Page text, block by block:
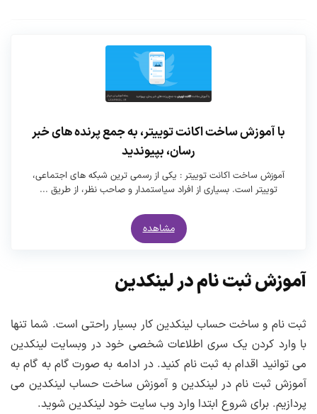
با آموزش ساخت اکانت توییتر، به جمع پرنده های خبر
رسان، بپیوندید
آموزش ساخت اکانت توییتر : یکی از رسمی ترین شبکه های اجتماعی،
توییتر است. بسیاری از افراد سیاستمدار و صاحب نظر، از طریق ...
مشاهده
آموزش ثبت نام در لینکدین
ثبت نام و ساخت حساب لینکدین کار بسیار راحتی است. شما تنها
با وارد کردن یک سری اطلاعات شخصی خود در وبسایت لینکدین
می توانید اقدام به ثبت نام کنید. در ادامه به صورت گام به گام به
آموزش ثبت نام در لینکدین و آموزش ساخت حساب لینکدین می
پردازیم. برای شروع ابتدا وارد وب سایت خود لینکدین شوید.